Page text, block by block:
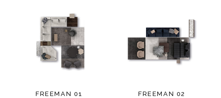
FREEMAN 01 FREEMAN 02